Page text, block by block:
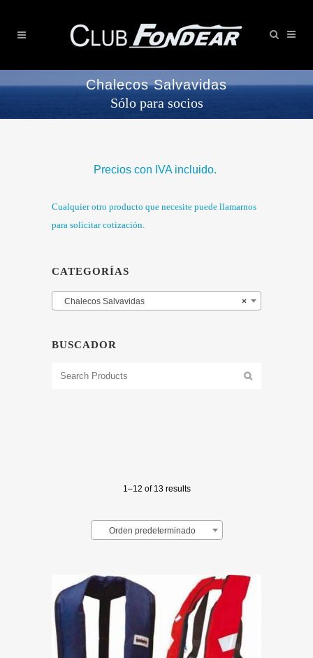
Chalecos Salvavidas
Sólo para socios
Precios con IVA incluido.
Cualquier otro producto que necesite puede llamarnos
para solicitar cotización.
CATEGORÍAS
×
Chalecos Salvavidas
BUSCADOR
1–12 of 13 results
Orden predeterminado